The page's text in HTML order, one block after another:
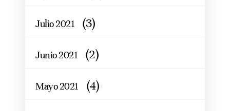
Julio 2021 (3)
Junio 2021 (2)
Mayo 2021 (4)